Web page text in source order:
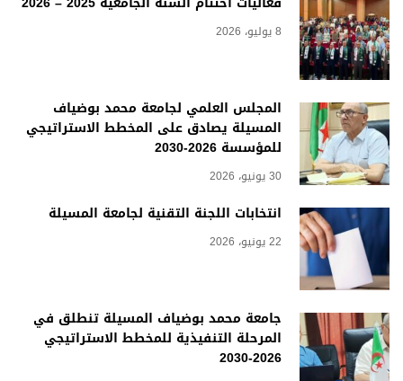
8 يوليو، 2026
المجلس العلمي لجامعة محمد بوضياف
المسيلة يصادق على المخطط الاستراتيجي
للمؤسسة 2026-2030
30 يونيو، 2026
انتخابات اللجنة التقنية لجامعة المسيلة
22 يونيو، 2026
جامعة محمد بوضياف المسيلة تنطلق في
المرحلة التنفيذية للمخطط الاستراتيجي
2026-2030